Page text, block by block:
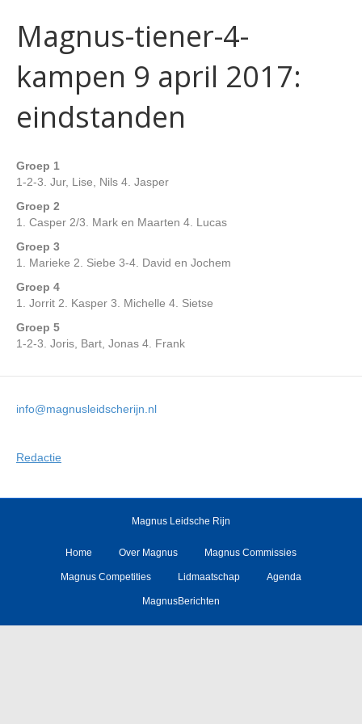
Magnus-tiener-4-
kampen 9 april 2017:
eindstanden
Groep 1
1-2-3. Jur, Lise, Nils 4. Jasper
Groep 2
1. Casper 2/3. Mark en Maarten 4. Lucas
Groep 3
1. Marieke 2. Siebe 3-4. David en Jochem
Groep 4
1. Jorrit 2. Kasper 3. Michelle 4. Sietse
Groep 5
1-2-3. Joris, Bart, Jonas 4. Frank
info@magnusleidscherijn.nl
Redactie
Magnus Leidsche Rijn
Home Over Magnus Magnus Commissies
Magnus Competities Lidmaatschap Agenda
MagnusBerichten